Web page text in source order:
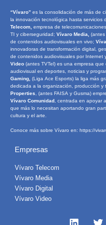
“Vívaro” es la consolidación de más de
la innovación tecnológica hasta servicios
Telecom, empresa de
TI y ciberseguridad; Vívaro Media, (antes
de contenidos audiovisuales en vivo;
innovadoras de transformación digital,
de contenidos audiovisuales por Internet
Video (antes TVTel) es una empresa
audiovisual en deportes, noticias y
Gaming, (Liga Ace Esports) la liga más
dedicada a la organización, producción y
Properties, (antes FAISA y Gusma)
Vívaro Comunidad, centrada en apoyar
que más lo necesitan aportando gran
cultura y el arte.
Conoce más sobre Vívaro en: https://
Empresas
Vívaro Telecom
Vívaro Media
Vívaro Digital
Vívaro Video